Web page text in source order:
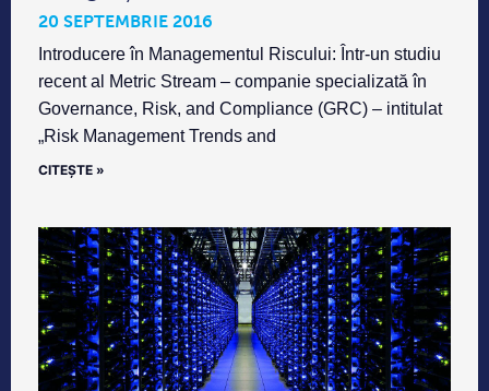
20 SEPTEMBRIE 2016
Introducere în Managementul Riscului: Într-un studiu
recent al Metric Stream – companie specializată în
Governance, Risk, and Compliance (GRC) – intitulat
„Risk Management Trends and
CITEȘTE »